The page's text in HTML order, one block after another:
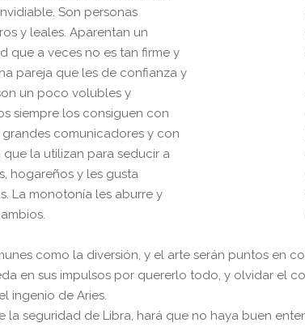
Son personas
y leales. Aparentan un
que a veces no es tan firme y
pareja que les de confianza y
un poco volubles y
siempre los consiguen con
comunicadores y con
la utilizan para seducir a
hogareños y les gusta
La monotonía les aburre y
como la diversión, y el arte serán puntos en
en sus impulsos por quererlo todo, y olvidar el
ingenio de Aries.
la seguridad de Libra, hará que no haya buen